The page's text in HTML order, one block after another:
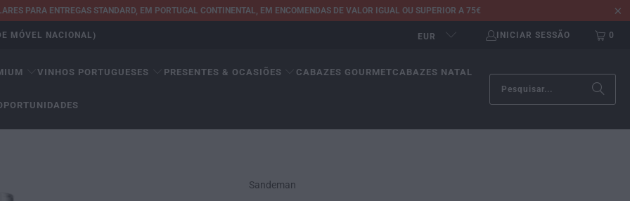
PARA ENTREGAS STANDARD, EM PORTUGAL CONTINENTAL, EM ENCOMENDAS DE VALOR IGUAL OU SUPERIOR A 75€
MÓVEL NACIONAL) EUR INICIAR SESSÃO 0
VINHOS PORTUGUESES PRESENTES & OCASIÕES CABAZES GOURMETCABAZES NATAL
Sandeman